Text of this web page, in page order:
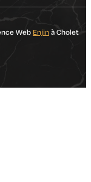
Web Enjin à Cholet